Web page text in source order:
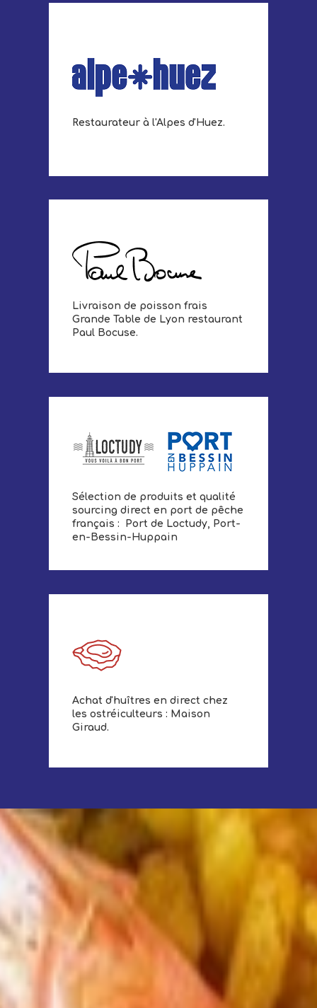
Restaurateur à l'Alpes d'Huez.
Livraison de poisson frais
Grande Table de Lyon restaurant
Paul Bocuse.
Sélection de produits et qualité
sourcing direct en port de pêche
français : Port de Loctudy, Port-
en-Bessin-Huppain
Achat d'huîtres en direct chez
les ostréiculteurs : Maison
Giraud.